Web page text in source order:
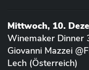
Mittwoch, 10.
Winemaker Dinner
Giovanni Mazzei
Lech (Österreich)